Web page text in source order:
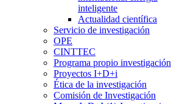
inteligente
Actualidad científica
Servicio de investigación
OPE
CINTTEC
Programa propio investigación
Proyectos I+D+i
Ética de la investigación
Comisión de Investigación